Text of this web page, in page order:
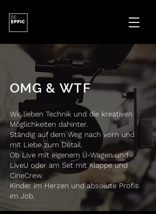
OMG & WTF
Wir lieben Technik und die kreativen
Möglichkeiten dahinter.
Ständig auf dem Weg nach vorn und
mit Liebe zum Detail.
Ob Live mit eigenem Ü-Wagen und
LiveU oder am Set mit Klappe und
CineCrew.
Kinder im Herzen und absolute Profis
im Job.